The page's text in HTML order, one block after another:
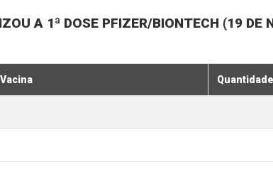
A 1ª DOSE PFIZER/BIONTECH (19 DE
Vacina Quantidade